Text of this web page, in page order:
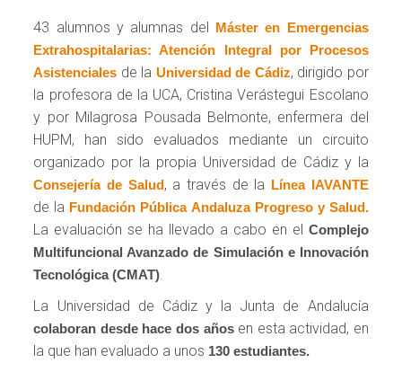
43 alumnos y alumnas del Máster en Emergencias
Extrahospitalarias: Atención Integral por Procesos
Asistenciales de la Universidad de Cádiz, dirigido por
la profesora de la UCA, Cristina Verástegui Escolano
y por Milagrosa Pousada Belmonte, enfermera del
HUPM, han sido evaluados mediante un circuito
organizado por la propia Universidad de Cádiz y la
Consejería de Salud, a través de la Línea IAVANTE
de la Fundación Pública Andaluza Progreso y Salud.
La evaluación se ha llevado a cabo en el Complejo
Multifuncional Avanzado de Simulación e Innovación
Tecnológica (CMAT)
La Universidad de Cádiz y la Junta de Andalucía
colaboran desde hace dos añosen esta actividad, en
la que han evaluado a unos 130 estudiantes.